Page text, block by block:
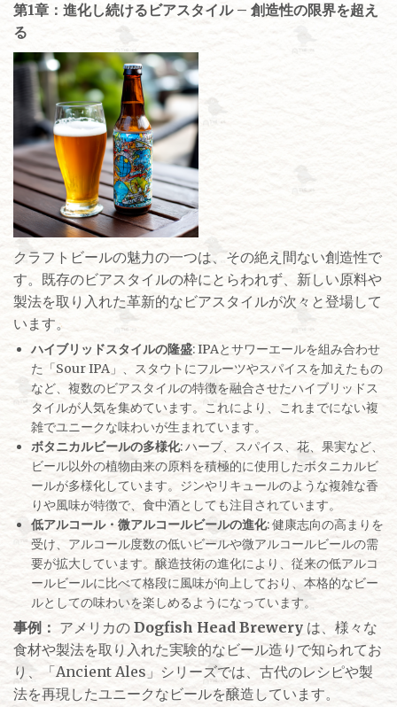
第1章：進化し続けるビアスタイル – 創造性の限界を超え
る
クラフトビールの魅力の一つは、その絶え間ない創造性で
す。既存のビアスタイルの枠にとらわれず、新しい原料や
製法を取り入れた革新的なビアスタイルが次々と登場して
います。
ハイブリッドスタイルの隆盛: IPAとサワーエールを組み合わせ
た「Sour IPA」、スタウトにフルーツやスパイスを加えたもの
など、複数のビアスタイルの特徴を融合させたハイブリッドス
タイルが人気を集めています。これにより、これまでにない複
雑でユニークな味わいが生まれています。
ボタニカルビールの多様化: ハーブ、スパイス、花、果実など、
ビール以外の植物由来の原料を積極的に使用したボタニカルビ
ールが多様化しています。ジンやリキュールのような複雑な香
りや風味が特徴で、食中酒としても注目されています。
低アルコール・微アルコールビールの進化: 健康志向の高まりを
受け、アルコール度数の低いビールや微アルコールビールの需
要が拡大しています。醸造技術の進化により、従来の低アルコ
ールビールに比べて格段に風味が向上しており、本格的なビー
ルとしての味わいを楽しめるようになっています。
事例： アメリカの Dogfish Head Brewery は、様々な
食材や製法を取り入れた実験的なビール造りで知られてお
り、「Ancient Ales」シリーズでは、古代のレシピや製
法を再現したユニークなビールを醸造しています。